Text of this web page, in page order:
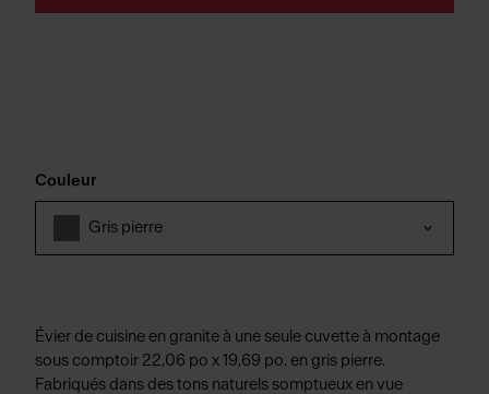
Couleur
Gris pierre
Évier de cuisine en granite à une seule cuvette à montage
sous comptoir 22,06 po x 19,69 po. en gris pierre.
Fabriqués dans des tons naturels somptueux en vue